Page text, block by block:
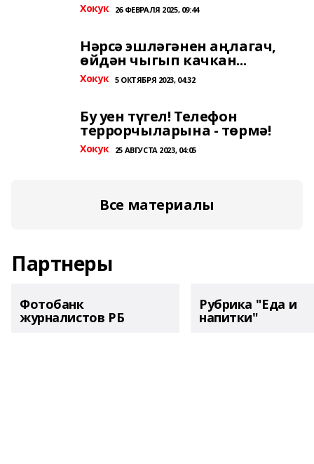
Хокук 26 ФЕВРАЛЯ 2025, 09:44
Нәрсә эшләгәнен аңлагач,
өйдән чыгып качкан...
Хокук 5 ОКТЯБРЯ 2023, 04:32
Бу уен түгел! Телефон
террорчыларына - төрмә!
Хокук 25 АВГУСТА 2023, 04:05
Все материалы
Партнеры
Фотобанк
журналистов РБ
Рубрика "Еда и
напитки"